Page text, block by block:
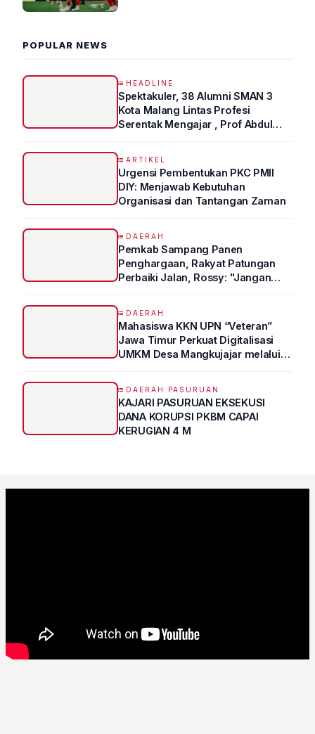
POPULAR NEWS
HEADLINE
Spektakuler, 38 Alumni SMAN 3
Kota Malang Lintas Profesi
Serentak Mengajar , Prof Abdul
ARTIKEL
Urgensi Pembentukan PKC PMII
DIY: Menjawab Kebutuhan
Organisasi dan Tantangan Zaman
DAERAH
Pemkab Sampang Panen
Penghargaan, Rakyat Patungan
Perbaiki Jalan, Rossy: "Jangan
DAERAH
Mahasiswa KKN UPN “Veteran”
Jawa Timur Perkuat Digitalisasi
UMKM Desa Mangkujajar melalui
DAERAH PASURUAN
KAJARI PASURUAN EKSEKUSI
DANA KORUPSI PKBM CAPAI
KERUGIAN 4 M